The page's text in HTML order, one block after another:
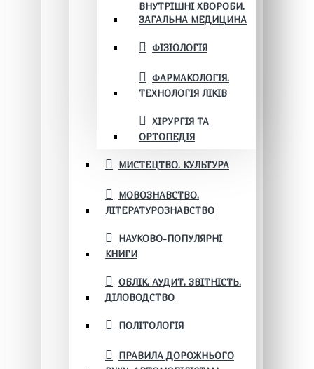
ВНУТРІШНІ ХВОРОБИ.
ЗАГАЛЬНА МЕДИЦИНА
ФІЗІОЛОГІЯ
ФАРМАКОЛОГІЯ.
ТЕХНОЛОГІЯ ЛІКІВ
ХІРУРГІЯ ТА
ОРТОПЕДІЯ
МИСТЕЦТВО. КУЛЬТУРА
МОВОЗНАВСТВО.
ЛІТЕРАТУРОЗНАВСТВО
НАУКОВО-ПОПУЛЯРНІ
КНИГИ
ОБЛІК. АУДИТ. ЗВІТНІСТЬ.
ДІЛОВОДСТВО
ПОЛІТОЛОГІЯ
ПРАВИЛА ДОРОЖНЬОГО